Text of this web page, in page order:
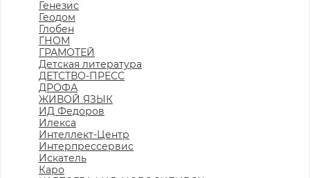
Генезис
Геодом
Глобен
ГНОМ
ГРАМОТЕЙ
Детская литература
ДЕТСТВО-ПРЕСС
ДРОФА
ЖИВОЙ ЯЗЫК
ИД Федоров
Илекса
Интеллект-Центр
Интерпрессервис
Искатель
Каро